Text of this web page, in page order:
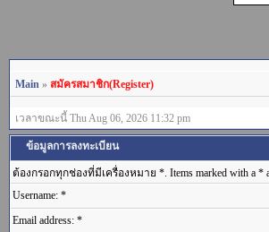
Main » สมัครสมาชิก(Register)
เวลาขณะนี้ Thu Aug 06, 2026 11:32 pm
ข้อมูลการลงทะเบียน
ต้องกรอกทุกช่องที่มีเครื่องหมาย *. Items marked with a *
Username: *
Email address: *